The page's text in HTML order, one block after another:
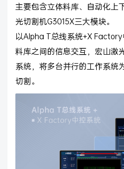
主要包含立体料库、自动化上
光切割机G3015X三大模块。
以Alpha T总线系统+X
料库之间的信息交互，宏山激
系统，将多台并行的工作系统
切割。